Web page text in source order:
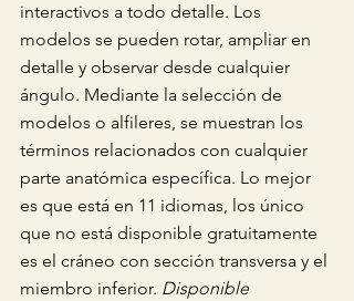
interactivos a todo detalle. Los
modelos se pueden rotar, ampliar en
detalle y observar desde cualquier
ángulo. Mediante la selección de
modelos o alfileres, se muestran los
términos relacionados con cualquier
parte anatómica específica. Lo mejor
es que está en 11 idiomas, los único
que no está disponible gratuitamente
es el cráneo con sección transversa y el
miembro inferior. Disponible